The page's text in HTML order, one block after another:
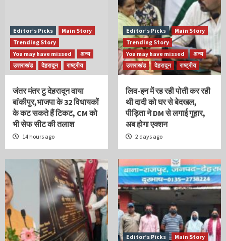
Editor’s Picks
Main Story
Trending Story
You may have missed
अन्य
उत्तराखंड
देहरादून राष्ट्रीय
जंतर मंतर टु देहरादून वाया
बांकीपुर,भाजपा के 32 विधायकों
के कट सकते हैं टिकट, CM को
भी सेफ सीट की तलाश
14 hours ago
Editor’s Picks
Main Story
Trending Story
You may have missed
अन्य
उत्तराखंड
देहरादून राष्ट्रीय
लिव-इन में रह रही पोती कर रही
थी दादी को घर से बेदखल,
पीड़िता ने DM से लगाई गुहार,
अब होगा एक्शन
2 days ago
Editor’s Picks
Main Story